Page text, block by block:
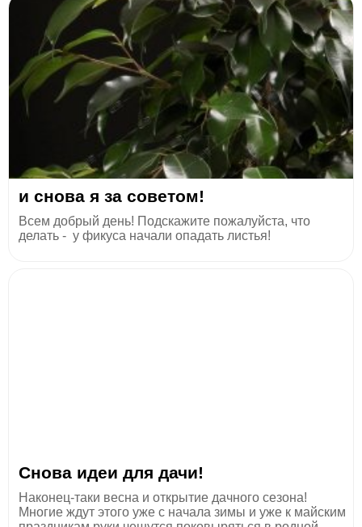
и снова я за советом!
Всем добрый день! Подскажите пожалуйста, что
делать - у фикуса начали опадать листья!
Снова идеи для дачи!
Наконец-таки весна и открытие дачного сезона!
Многие ждут этого уже с начала зимы и уже к майским